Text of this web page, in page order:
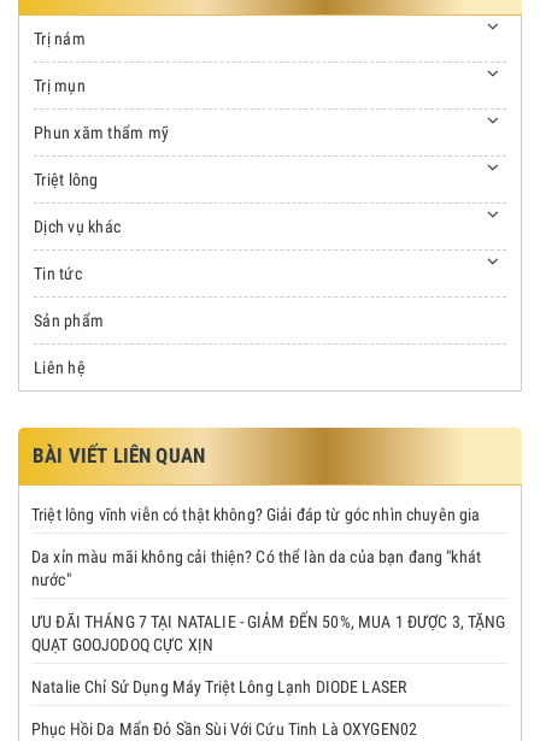
Trị nám
Trị mụn
Phun xăm thẩm mỹ
Triệt lông
Dịch vụ khác
Tin tức
Sản phẩm
Liên hệ
BÀI VIẾT LIÊN QUAN
Triệt lông vĩnh viễn có thật không? Giải đáp từ góc nhìn chuyên gia
Da xỉn màu mãi không cải thiện? Có thể làn da của bạn đang "khát
nước"
ƯU ĐÃI THÁNG 7 TẠI NATALIE - GIẢM ĐẾN 50%, MUA 1 ĐƯỢC 3, TẶNG
QUẠT GOOJODOQ CỰC XỊN
Natalie Chỉ Sử Dụng Máy Triệt Lông Lạnh DIODE LASER
Phục Hồi Da Mẩn Đỏ Sần Sùi Với Cứu Tinh Là OXYGEN02